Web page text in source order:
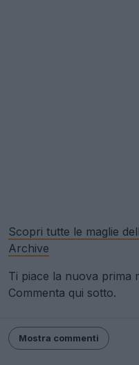
Scopri tutte le maglie
Archive
Ti piace la nuova prima
Commenta qui sotto.
Mostra commenti